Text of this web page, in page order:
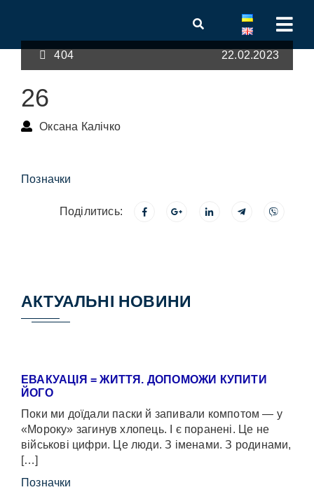
404 22.02.2023
26
Оксана Калічко
Позначки
Поділитись:
АКТУАЛЬНІ НОВИНИ
ЕВАКУАЦІЯ = ЖИТТЯ. ДОПОМОЖИ КУПИТИ
ЙОГО
Поки ми доїдали паски й запивали компотом — у
«Мороку» загинув хлопець. І є поранені. Це не
військові цифри. Це люди. З іменами. З родинами,
[…]
Позначки